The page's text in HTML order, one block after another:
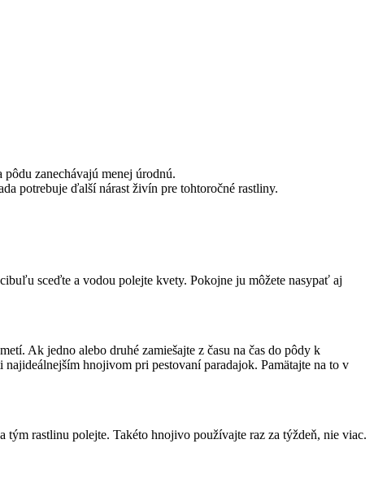
zanechávajú menej úrodnú.
potrebuje ďalší nárast živín pre tohtoročné rastliny.
sceďte a vodou polejte kvety. Pokojne ju môžete nasypať aj
Ak jedno alebo druhé zamiešajte z času na čas do pôdy k
hnojivom pri pestovaní paradajok. Pamätajte na to v
tým rastlinu polejte. Takéto hnojivo používajte raz za týždeň, nie viac.